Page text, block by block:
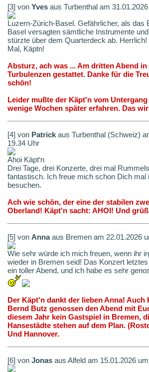
[3] von Yves aus Turbenthal am
Luzern-Zürich-Basel. Gefährlicher, als das
Basel versagten sämtliche Instrumente
stürzte über dem Quarterdeck ab.
Mal, Käptn!
Absturz, ach was ... Am dritten Abend
Turbulenzen gestattet. Danke für die
schön!
Leider mußte der Käpt'n vom
wenige Wochen später erfahren. Das
[4] von Patrick aus Turbenthal (Schweiz)
19.34 Uhr
Ahoi Käpt‘n
Drei Tage, drei Konzerte, drei mal
fantastisch. Ich freue mich schon Dich mal
besuchen.
Ach wie schön, der eine der stabilen
Oberland! Käpt'n sacht: AHOI! Und
[5] von Annaaus Bremen am 22.01.2026
Wie sehr würde ich mich freuen, wenn ihr
wieder in Bremen seid! Das Konzert
ein toller Abend, und ich habe es sehr
Der Käpt'n dankt der lieben Anna! Auch
Bernd Butz genossen den Abend mit
diesem Jahr kein Gastspiel in Bremen,
Hansestädte stehen auf dem Plan.
Und Hannover.
[6] von Jonas aus Alfeld am 15.01.2026